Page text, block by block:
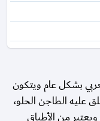
بشكل عام ويتكون
عليه الطاجن الحلو،
من الأطباق